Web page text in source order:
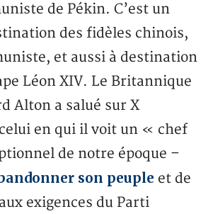
de Pékin. C’est un
des fidèles chinois,
et aussi à destination
Léon XIV. Le Britannique
Alton a salué sur X
en qui il voit un « chef
de notre époque –
son peuple et de
exigences du Parti